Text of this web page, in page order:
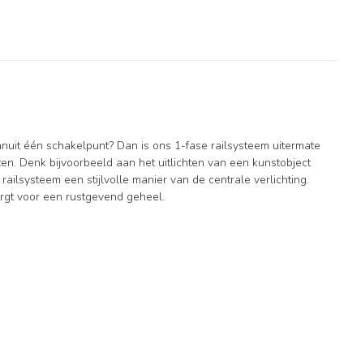
één schakelpunt? Dan is ons 1-fase railsysteem uitermate
Denk bijvoorbeeld aan het uitlichten van een kunstobject
een stijlvolle manier van de centrale verlichting.
voor een rustgevend geheel.